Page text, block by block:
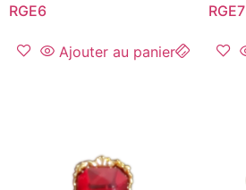
RGE6
Ajouter au panier
RGE7